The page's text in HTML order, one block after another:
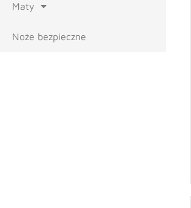
Maty
Noże bezpieczne